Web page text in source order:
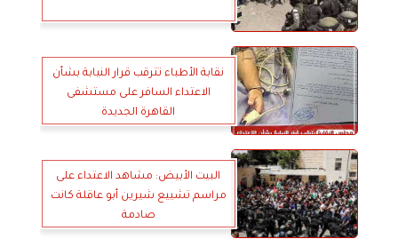
نقابة الأطباء تترقب قرار النيابة بشأن
الاعتداء السافر على مستشفى
القاهرة الجديدة
البيت الأبيض: مشاهد الاعتداء على
مراسم تشييع شيرين أبو عاقلة كانت
صادمة